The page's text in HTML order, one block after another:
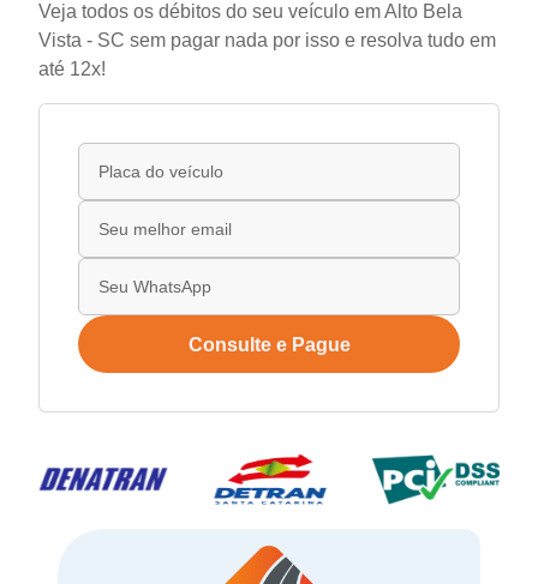
Veja todos os débitos do seu veículo em Alto Bela
Vista - SC sem pagar nada por isso e resolva tudo em
até 12x!
Consulte e Pague